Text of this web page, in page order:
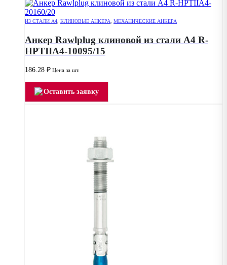
ИЗ СТАЛИ А4 КЛИНОВЫЕ АНКЕРА МЕХАНИЧЕСКИЕ АНКЕРА
Анкер Rawlplug клиновой из стали А4 R-
HPTIIA4-10095/15
186.28 ₽ Цена за шт.
Оставить заявку